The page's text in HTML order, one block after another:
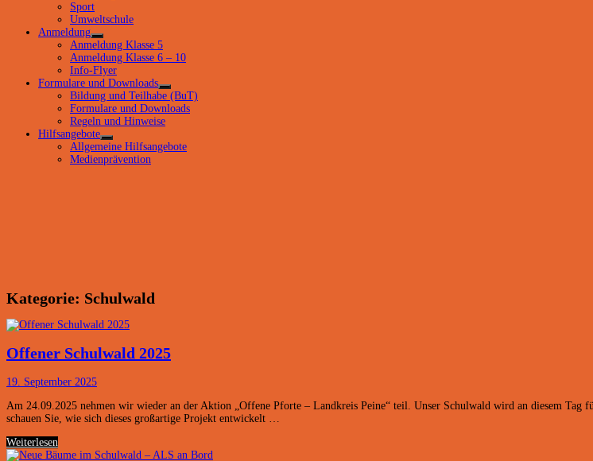
Sport
Umweltschule
Anmeldung
Untermenü
anzeigen
Anmeldung Klasse 5
Anmeldung Klasse 6 – 10
Info-Flyer
Formulare und Downloads
Untermenü
anzeigen
Bildung und Teilhabe (BuT)
Formulare und Downloads
Regeln und Hinweise
Hilfsangebote
Untermenü
anzeigen
Allgemeine Hilfsangebote
Medienprävention
Kategorie: Schulwald
Offener Schulwald 2025
19. September 2025
Am 24.09.2025 nehmen wir wieder an der Aktion „Offene Pforte – Landkreis Peine“ teil. Unser Schulwald wird an diesem Tag
schauen Sie, wie sich dieses großartige Projekt entwickelt …
Offener
Schulwald
Weiterlesen